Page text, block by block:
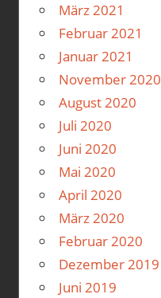
März 2021
Februar 2021
Januar 2021
November 2020
August 2020
Juli 2020
Juni 2020
Mai 2020
April 2020
März 2020
Februar 2020
Dezember 2019
Juni 2019